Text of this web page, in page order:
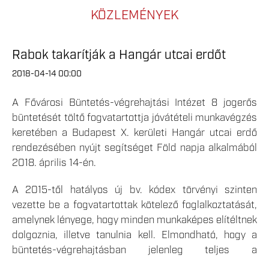
KÖZLEMÉNYEK
Rabok takarítják a Hangár utcai erdőt
2018-04-14 00:00
A Fővárosi Büntetés-végrehajtási Intézet 8 jogerős
büntetését töltő fogvatartottja jóvátételi munkavégzés
keretében a Budapest X. kerületi Hangár utcai erdő
rendezésében nyújt segítséget Föld napja alkalmából
2018. április 14-én.
A 2015-től hatályos új bv. kódex törvényi szinten
vezette be a fogvatartottak kötelező foglalkoztatását,
amelynek lényege, hogy minden munkaképes elítéltnek
dolgoznia, illetve tanulnia kell. Elmondható, hogy a
büntetés-végrehajtásban jelenleg teljes a